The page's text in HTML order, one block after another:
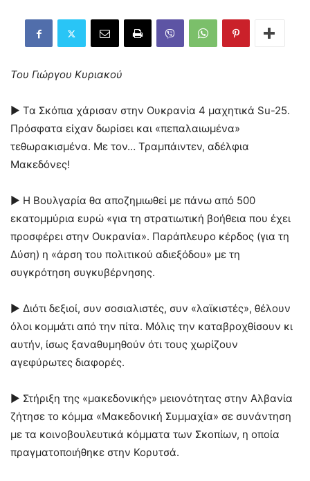
Του Γιώργου Κυριακού
► Τα Σκόπια χάρισαν στην Ουκρανία 4 μαχητικά Su-25.
Πρόσφατα είχαν δωρίσει και «πεπαλαιωμένα»
τεθωρακισμένα. Με τον… Τραμπάιντεν, αδέλφια
Μακεδόνες!
► Η Βουλγαρία θα αποζημιωθεί με πάνω από 500
εκατομμύρια ευρώ «για τη στρατιωτική βοήθεια που έχει
προσφέρει στην Ουκρανία». Παράπλευρο κέρδος (για τη
Δύση) η «άρση του πολιτικού αδιεξόδου» με τη
συγκρότηση συγκυβέρνησης.
► Διότι δεξιοί, συν σοσιαλιστές, συν «λαϊκιστές», θέλουν
όλοι κομμάτι από την πίτα. Μόλις την καταβροχθίσουν κι
αυτήν, ίσως ξαναθυμηθούν ότι τους χωρίζουν
αγεφύρωτες διαφορές.
► Στήριξη της «μακεδονικής» μειονότητας στην Αλβανία
ζήτησε το κόμμα «Μακεδονική Συμμαχία» σε συνάντηση
με τα κοινοβουλευτικά κόμματα των Σκοπίων, η οποία
πραγματοποιήθηκε στην Κορυτσά.